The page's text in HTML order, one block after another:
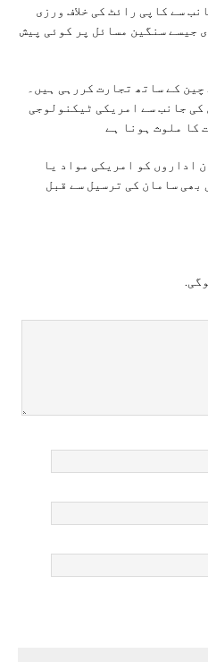
سے کاپی رائٹ کی خلاف ورزی
جيسے سنگين مسائل پر کوئی پيش
کے ساتھ تجارت کررہی ہيں۔
کی جانب سے امريکی ٹيکنولوجی
کا ملوث ہونا ہے
اداروں کو امریکی مواد یا
بھی سامان کی ترسیل سے قبل